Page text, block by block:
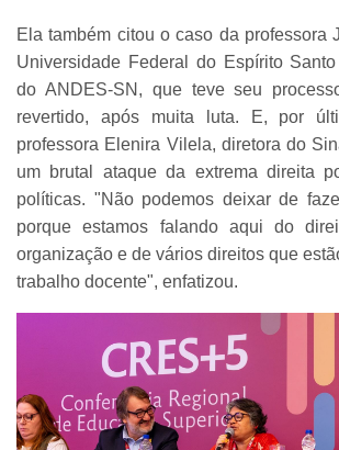
Ela também citou o caso da professora
Universidade Federal do Espírito
do ANDES-SN, que teve seu
revertido, após muita luta. E, por
professora Elenira Vilela, diretora do
um brutal ataque da extrema direita
políticas. "Não podemos deixar de
porque estamos falando aqui do
organização e de vários direitos que
trabalho docente", enfatizou.